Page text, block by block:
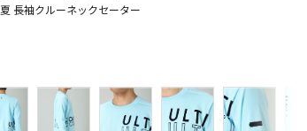
長袖クルーネックセーター